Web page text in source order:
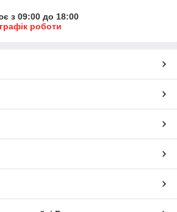
з 09:00 до 18:00
роботи